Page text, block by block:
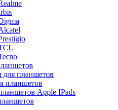
для планшетов
планшетов
Apple IPads